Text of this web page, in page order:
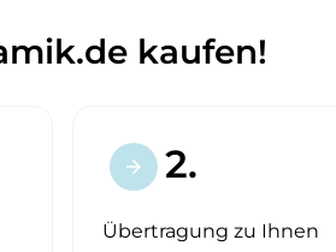
kaufen!
arrow_forward 2.
Übertragung zu Ihnen